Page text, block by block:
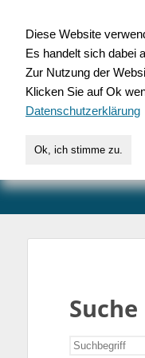
für
Suche
Diese Website
Es handelt sich dabei
Zur Nutzung der
Klicken Sie auf Ok
Datenschutzerklärung
Ok, ich stimme zu.